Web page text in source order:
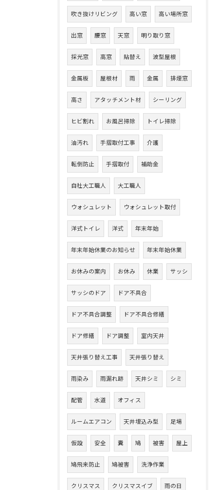
吹き抜けリビング 高い窓 高い場所窓
出窓 腰窓 天窓 明り取り窓
採光窓 高窓 貼替え 波型屋根
金属板 屋根材 雨 金属 排煙窓
高さ アタッチメント材 シーリング
ヒビ割れ お風呂掃除 トイレ掃除
油汚れ 手摺取付工事 介護
転倒防止 手摺取付 補助金
自社大工職人 大工職人
ウォシュレット ウォシュレット取付
洋式トイレ 洋式 年末年始
年末年始休業のお知らせ 年末年始休業
お休みの案内 お休み 休業 サッシ
サッシのドア ドア不具合
ドア不具合調整 ドア不具合修繕
ドア修繕 ドア調整 室内天井
天井張り替え工事 天井張り替え
雨染み 雨漏れ跡 天井シミ シミ
配管 水道 オフィス
ルームエアコン 天井埋込み型 足場
仮設 安全 糞 鳩 被害 屋上
鳩飛来防止 鳩被害 洗浄作業
クリスマス クリスマスイブ 雨の日